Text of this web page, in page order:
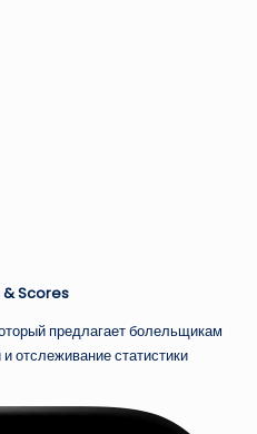
& Scores
предлагает болельщикам
отслеживание статистики